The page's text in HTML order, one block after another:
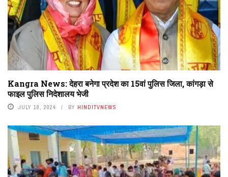
Kangra News: देहरा बनेगा प्रदेश का 15वां पुलिस जिला, कांगड़ा से
फाइल पुलिस निदेशालय भेजी
JULY 18, 2024 BY HINDITVNEWS